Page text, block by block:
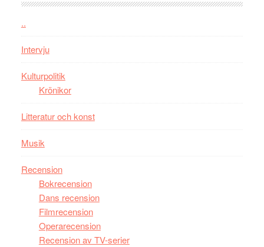
kan
..
Intervju
Kulturpolitik
Krönikor
Litteratur och konst
Musik
Recension
Bokrecension
Dans recension
Filmrecension
Operarecension
Recension av TV-serier